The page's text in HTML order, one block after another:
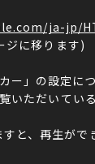
ja-jp/
に移ります)
ー」の設定に
いただいてい
すと、再生がで